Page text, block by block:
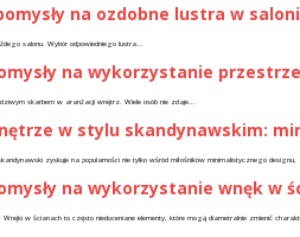
na ozdobne lustra w
salonu. Wybór odpowiedniego lustra...
na wykorzystanie
skarbem w aranżacji wnętrz. Wiele osób nie zdaje...
w stylu skandynawskim:
zyskuje na popularności nie tylko wśród miłośników minimalistycznego
na wykorzystanie wnęk w
Wnęki w ścianach to często niedoceniane elementy, które mogą diametralnie zmienić